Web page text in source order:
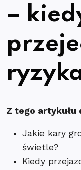
–
Z tego artykułu
Jakie kary
świetle?
Kiedy